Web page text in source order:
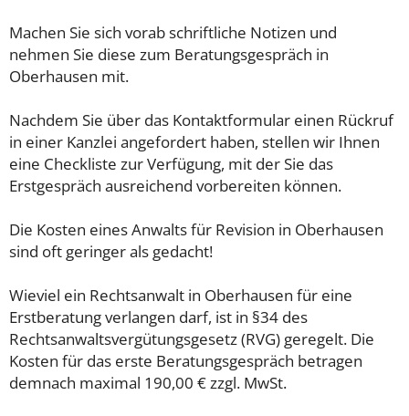
Machen Sie sich vorab schriftliche Notizen und
nehmen Sie diese zum Beratungsgespräch in
Oberhausen mit.
Nachdem Sie über das Kontaktformular einen Rückruf
in einer Kanzlei angefordert haben, stellen wir Ihnen
eine Checkliste zur Verfügung, mit der Sie das
Erstgespräch ausreichend vorbereiten können.
Die Kosten eines Anwalts für Revision in Oberhausen
sind oft geringer als gedacht!
Wieviel ein Rechtsanwalt in Oberhausen für eine
Erstberatung verlangen darf, ist in §34 des
Rechtsanwaltsvergütungsgesetz (RVG) geregelt. Die
Kosten für das erste Beratungsgespräch betragen
demnach maximal 190,00 € zzgl. MwSt.